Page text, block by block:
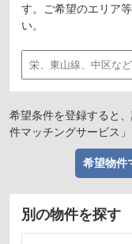
す。ご希望のエリア
い。
希望条件を登録すると
件マッチングサービス」
希望物件
別の物件を探す